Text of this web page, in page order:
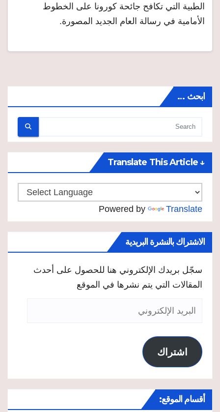
الطبية التي تكافح جائحة كورونا على الخطوط
الأمامية في رسالة العام الجديد المصورة.
ابحث …
↓ Translate This Article
Powered by Translate
الاشتراك بالنشرة البريدية
سجّل بريدك الإلكتروني هنا للحصول على أحدث
المقالات التي يتم نشرها في الموقع
البريد
اشتراك
أقسام الموقع: